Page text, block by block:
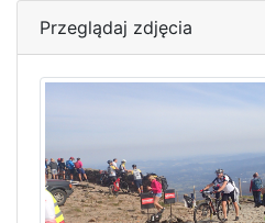
Przeglądaj zdjęcia